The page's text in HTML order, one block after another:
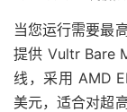
当您运行需要最
提供 Vultr Bare
线，采用 AMD
美元，适合对超